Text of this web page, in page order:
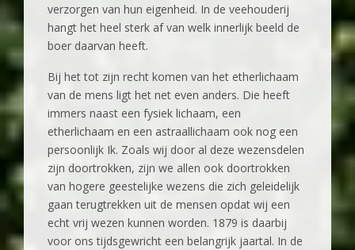
verzorgen van hun eigenheid. In de veehouderij
hangt het heel sterk af van welk innerlijk beeld de
boer daarvan heeft.
Bij het tot zijn recht komen van het etherlichaam
van de mens ligt het net even anders. Die heeft
immers naast een fysiek lichaam, een
etherlichaam en een astraallichaam ook nog een
persoonlijk Ik. Zoals wij door al deze wezensdelen
zijn doortrokken, zijn we allen ook doortrokken
van hogere geestelijke wezens die zich geleidelijk
gaan terugtrekken uit de mensen opdat wij een
echt vrij wezen kunnen worden. 1879 is daarbij
voor ons tijdsgewricht een belangrijk jaartal. In de